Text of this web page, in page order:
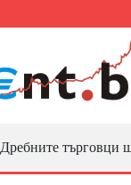
Дребните търговци